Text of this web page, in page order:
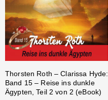
Thorsten Roth – Clarissa Hyde:
Band 15 – Reise ins dunkle
Ägypten, Teil 2 von 2 (eBook)